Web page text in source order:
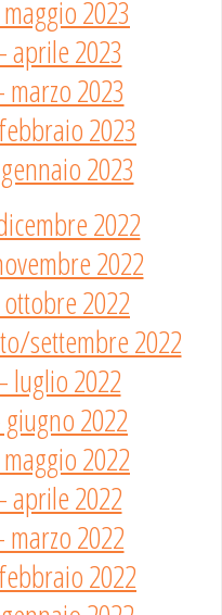
2023
2023
2023
2023
2023
2022
2022
2022
settembre 2022
2022
2022
2022
2022
2022
2022